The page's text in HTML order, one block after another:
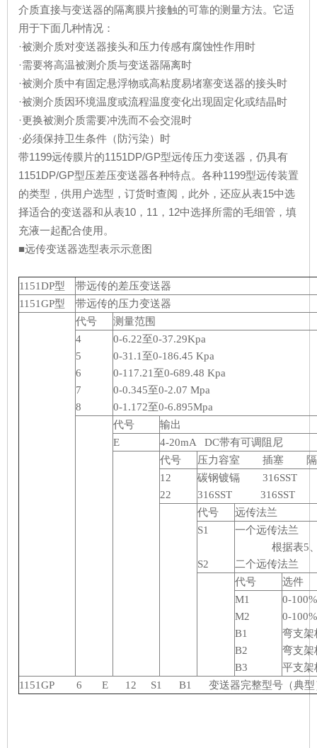
介质直接与变送器的隔离膜片接触的可靠的测量方法。它适
用于下面几种情况：
·被测介质对变送器接头和压力传感有腐蚀性作用时
·需要将高温被测介质与变送器隔离时
·被测介质中有固定悬浮物或高粘度易堵塞变送器的接头时
·被测介质因环境温度或流程温度变化出现固定化或结晶时
·更换被测介质需要冲洗而不会交混时
·必须保持卫生条件（防污染）时
带1199远传膜片的1151DP/GP型远传压力变送器，仍具有
1151DP/GP型压差压变送器各种特点。各种1199型远传装置
的类型，供用户选型，订货时查阅，此外，还应从表15中选
择适合的变送器和从表10，11，12中选择所需的毛细管，填
充液一起配合使用。
■远传变送器选型表示示意图
1151DP型
带远传的差压变送器
1151GP型
带远传的压力变送器
代号
测量范围
4
5
6
7
8
0-6.22至0-37.29Kpa
0-31.1至0-186.45 Kpa
0-117.21至0-689.48 Kpa
0-0.345至0-2.07 Mpa
0-1.172至0-6.895Mpa
代号
输出
E
4-20mA DC带有可调阻尼
代号
压力容室 插塞 隔
12
22
碳钢镀镉 316SST
316SST 316SST
代号
远传法兰
S1
S2
一个远传法兰
根据表5、6
二个远传法兰
代号
选件
M1
M2
B1
B2
B3
0-
0-
弯支架
弯支架
平支架
1151GP 6 E 12 S1 B1 变送器完整型号（典型